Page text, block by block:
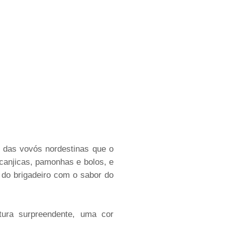
vovós nordestinas que o
pamonhas e bolos, e
brigadeiro com o sabor do
surpreendente, uma cor